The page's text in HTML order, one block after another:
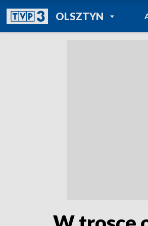
OLSZTYNPOWRÓT DO
TVP REGIONY